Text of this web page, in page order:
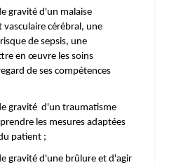
gravité d'un malaise
cérébral, une
de sepsis, une
en œuvre les soins
de ses compétences
gravité d'un traumatisme
les mesures adaptées
patient ;
gravité d'une brûlure et d'agir